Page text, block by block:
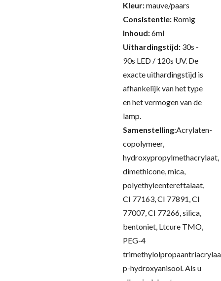
Kleur:mauve/paars
Consistentie: Romig
Inhoud:6ml
Uithardingstijd: 30s -
90s LED / 120s UV. De
exacte uithardingstijd is
afhankelijk van het type
en het vermogen van de
lamp.
Samenstelling:Acrylaten-
copolymeer,
hydroxypropylmethacrylaat,
dimethicone, mica,
polyethyleentereftalaat,
CI 77163, CI 77891, CI
77007, CI 77266, silica,
bentoniet, Ltcure TMO,
PEG-4
p-hydroxyanisool.Als u